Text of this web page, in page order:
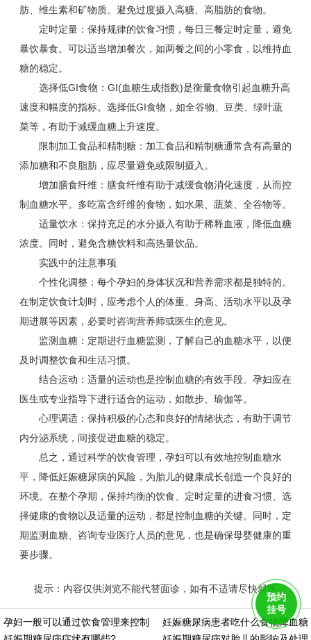
肪、维生素和矿物质。避免过度摄入高糖、高脂肪的食物。
定时定量：保持规律的饮食习惯，每日三餐定时定量，避免
暴饮暴食。可以适当增加餐次，如两餐之间的小零食，以维持血
糖的稳定。
选择低GI食物：GI(血糖生成指数)是衡量食物引起血糖升高
速度和幅度的指标。选择低GI食物，如全谷物、豆类、绿叶蔬
菜等，有助于减缓血糖上升速度。
限制加工食品和精制糖：加工食品和精制糖通常含有高量的
添加糖和不良脂肪，应尽量避免或限制摄入。
增加膳食纤维：膳食纤维有助于减缓食物消化速度，从而控
制血糖水平。多吃富含纤维的食物，如水果、蔬菜、全谷物等。
适量饮水：保持充足的水分摄入有助于稀释血液，降低血糖
浓度。同时，避免含糖饮料和高热量饮品。
实践中的注意事项
个性化调整：每个孕妇的身体状况和营养需求都是独特的。
在制定饮食计划时，应考虑个人的体重、身高、活动水平以及孕
期进展等因素，必要时咨询营养师或医生的意见。
监测血糖：定期进行血糖监测，了解自己的血糖水平，以便
及时调整饮食和生活习惯。
结合运动：适量的运动也是控制血糖的有效手段。孕妇应在
医生或专业指导下进行适合的运动，如散步、瑜伽等。
心理调适：保持积极的心态和良好的情绪状态，有助于调节
内分泌系统，间接促进血糖的稳定。
总之，通过科学的饮食管理，孕妇可以有效地控制血糖水
平，降低妊娠糖尿病的风险，为胎儿的健康成长创造一个良好的
环境。在整个孕期，保持均衡的饮食、定时定量的进食习惯、选
择健康的食物以及适量的运动，都是控制血糖的关键。同时，定
期监测血糖、咨询专业医疗人员的意见，也是确保母婴健康的重
要步骤。
提示：内容仅供浏览不能代替面诊，如有不适请尽快就医
孕妇一般可以通过饮食管理来控制
妊娠糖尿病患者吃什么食物降血糖
预约
挂号